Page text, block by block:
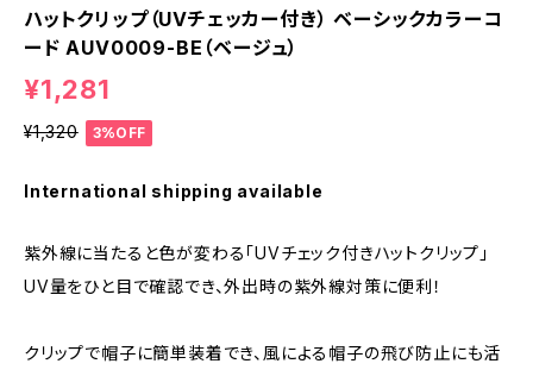
ハットクリップ（UVチェッカー付き） ベーシックカラーコ
ード AUV0009-BE（ベージュ）
¥1,281
¥1,320 3%OFF
International shipping available
紫外線に当たると色が変わる「UVチェック付きハットクリップ」
UV量をひと目で確認でき、外出時の紫外線対策に便利！
クリップで帽子に簡単装着でき、風による帽子の飛び防止にも活